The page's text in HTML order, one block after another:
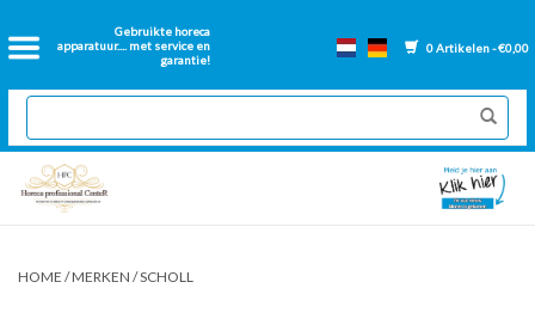
Gebruikte horeca
apparatuur.... met service en
garantie!
0 Artikelen - €0,00
Home
2dehands Horeca
Nieuwe apparatuur
HOME /MERKEN /SCHOLL